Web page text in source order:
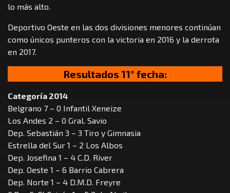
lo más alto.
Deportivo Oeste en las dos divisiones menores continúan
como únicos punteros con la victoria en 2016 y la derrota
en 2017.
Resultados 11° fecha:
Categoría 2014
Belgrano 7 – 0 Infantil Xeneize
Los Andes 2 – 0 Gral. Savio
Dep. Sebastián 3 – 3 Tiro y Gimnasia
Estrella del Sur 1 – 2 Los Albos
Dep. Josefina 1 – 4 C.D. River
Dep. Oeste 1 – 6 Barrio Cabrera
Dep. Norte 1 – 4 D.M.D. Freyre